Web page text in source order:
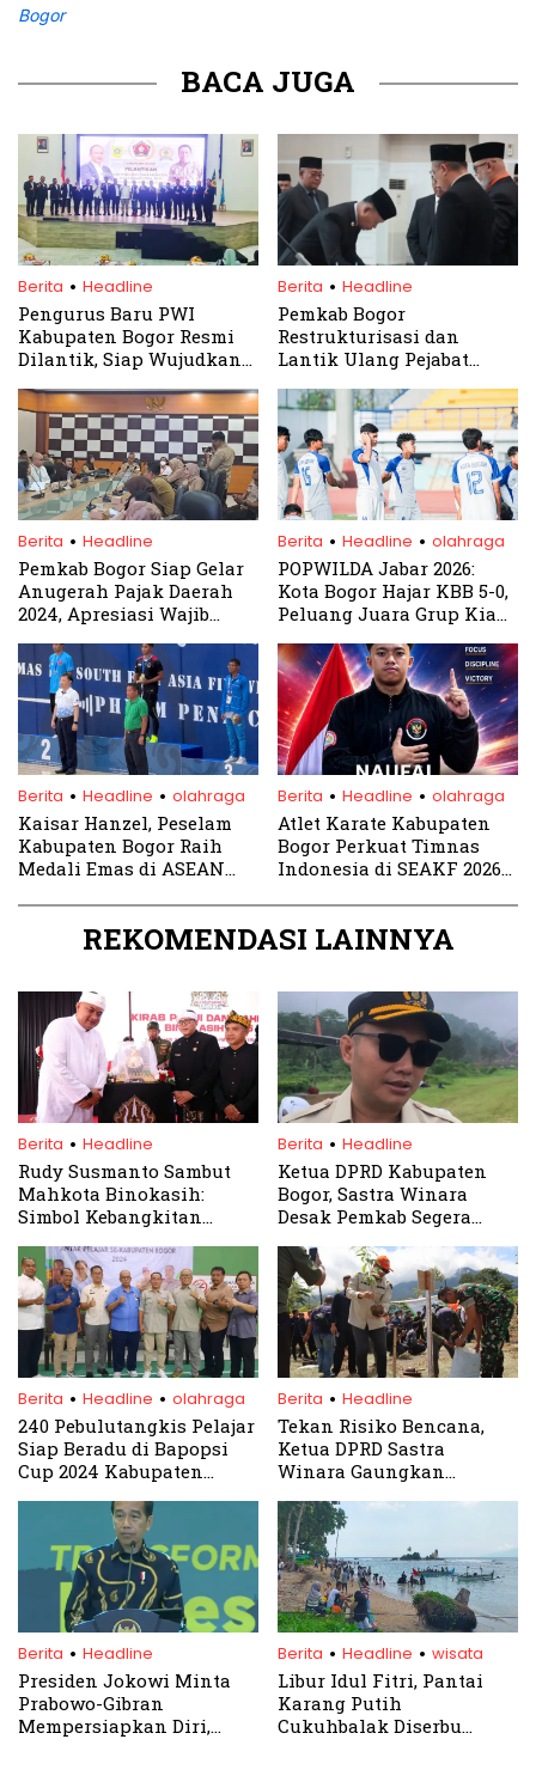
Bogor
BACA JUGA
Berita . Headline
Pengurus Baru PWI
Kabupaten Bogor Resmi
Dilantik, Siap Wujudkan
Berita . Headline
Pemkab Bogor
Restrukturisasi dan
Lantik Ulang Pejabat
Asmawa Tosepu
Berita . Headline
Pemkab Bogor Siap Gelar
Anugerah Pajak Daerah
2024, Apresiasi Wajib
Berita . Headline . olahraga
POPWILDA Jabar 2026:
Kota Bogor Hajar KBB 5-0,
Peluang Juara Grup Kian
Berita . Headline . olahraga
Kaisar Hanzel, Peselam
Kabupaten Bogor Raih
Medali Emas di ASEAN
Harumkan Nama
Indonesia
Berita . Headline . olahraga
Atlet Karate Kabupaten
Bogor Perkuat Timnas
Indonesia di SEAKF 2026
REKOMENDASI LAINNYA
Berita . Headline
Rudy Susmanto Sambut
Mahkota Binokasih:
Simbol Kebangkitan
Tegar Beriman
Berita . Headline
Ketua DPRD Kabupaten
Bogor, Sastra Winara
Desak Pemkab Segera
Landfill di TPA Galuga
Berita . Headline . olahraga
240 Pebulutangkis Pelajar
Siap Beradu di Bapopsi
Cup 2024 Kabupaten
Berita . Headline
Tekan Risiko Bencana,
Ketua DPRD Sastra
Winara Gaungkan
Serentak
Berita . Headline
Presiden Jokowi Minta
Prabowo-Gibran
Mempersiapkan Diri,
Berita . Headline . wisata
Libur Idul Fitri, Pantai
Karang Putih
Cukuhbalak Diserbu